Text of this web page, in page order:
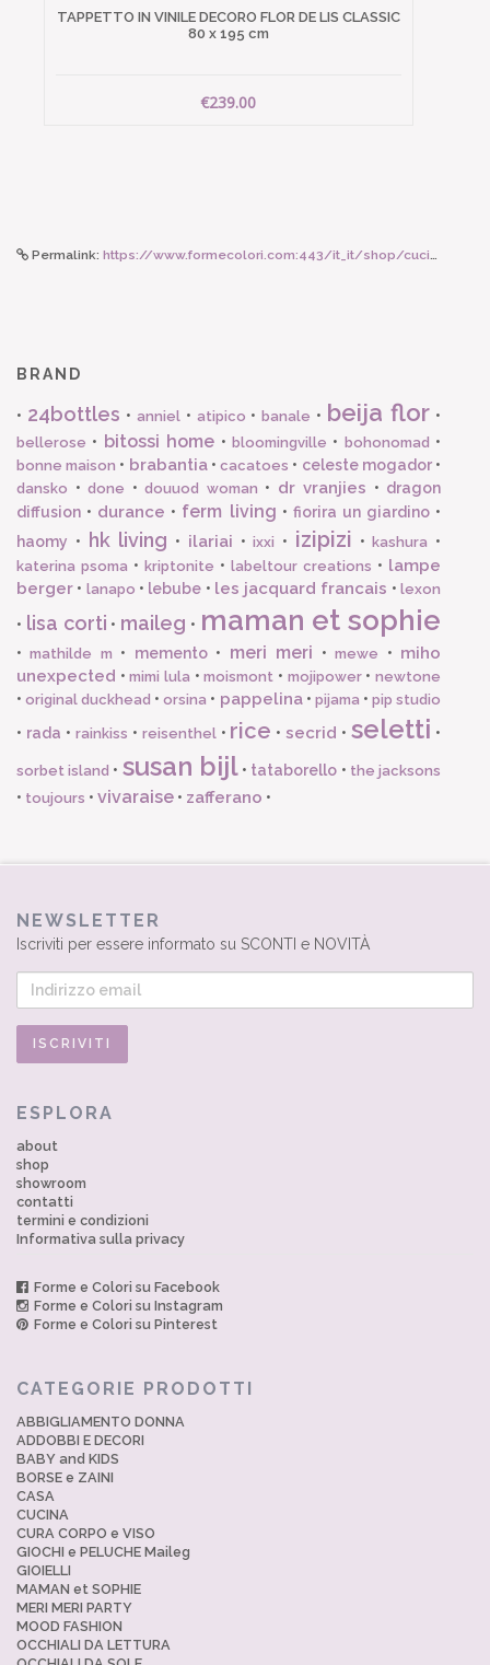
TAPPETTO IN VINILE DECORO FLOR DE LIS CLASSIC
80 x 195 cm
€239.00
Permalink: https://www.formecolori.com:443/it_it/shop/cucina/bicchieri_in_porcellana/bitossi_home_bicchiere_in_porcellana_lettera_m/3388
BRAND
• 24bottles • anniel• atipico •banale • beija flor •
bellerose • bitossi home • bloomingville • bohonomad •
bonne maison • brabantia•cacatoes • celeste mogador•
dansko • done • douuod woman • dr vranjies • dragon
diffusion • durance • ferm living • fiorira un giardino•
haomy • hk living • ilariai •ixxi • izipizi •kashura •
katerina psoma • kriptonite • labeltour creations • lampe
berger • lanapo • lebube • les jacquard francais •lexon
• lisa corti • maileg • maman et sophie
•mathilde m • memento• meri meri •mewe • miho
unexpected •mimi lula •moismont • mojipower•newtone
•original duckhead •orsina • pappelina• pijama • pip studio
• rada • rainkiss • reisenthel• rice •secrid •seletti •
sorbet island • susan bijl• tataborello • the jacksons
• toujours • vivaraise • zafferano •
NEWSLETTER
Iscriviti per essere informato su SCONTI e NOVITÀ
ESPLORA
about
shop
showroom
contatti
termini e condizioni
Informativa sulla privacy
Forme e Colori su Facebook
Forme e Colori su Instagram
Forme e Colori su Pinterest
CATEGORIE PRODOTTI
ABBIGLIAMENTO DONNA
ADDOBBI E DECORI
BABY and KIDS
BORSE e ZAINI
CASA
CUCINA
CURA CORPO e VISO
GIOCHI e PELUCHE Maileg
GIOIELLI
MAMAN et SOPHIE
MERI MERI PARTY
MOOD FASHION
OCCHIALI DA LETTURA